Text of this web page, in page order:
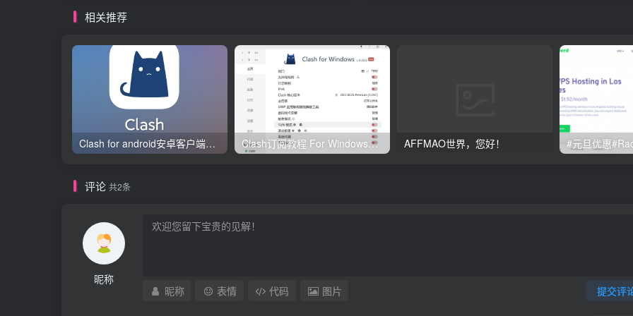
相关推荐
Clash for android安卓客户端保姆级新手使用教程 Clash订阅教程 For Windows中文使用图文教程 AFFMAO世界，您好！
评论 共2条
昵称
提交评
昵称 表情 代码 图片